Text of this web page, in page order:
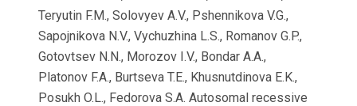
Teryutin F.M., Solovyev A.V., Pshennikova V.G.,
Sapojnikova N.V., Vychuzhina L.S., Romanov G.P.,
Gotovtsev N.N., Morozov I.V., Bondar A.A.,
Platonov F.A., Burtseva T.E., Khusnutdinova E.K.,
Posukh O.L., Fedorova S.A. Autosomal recessive